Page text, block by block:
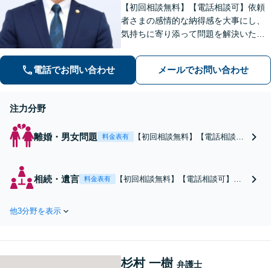
【初回相談無料】【電話相談可】依頼
者さまの感情的な納得感を大事にし、
気持ちに寄り添って問題を解決いたし
し、秘密厳守を徹底」子の監護が関わ
る複雑なケースも対応【完全個室対
応】【子連れ相談可】【休日・夜間相
電話でお問い合わせ メールでお問い合わせ
注力分野
離婚・男女問題 料金表有
【初回相談無料】【電話相談
関わる複雑な案件も対応」相続
相続・遺言 料金表有
【初回相談無料】【電話相談可】相
す「複雑な事業承継、不動産相続な
日・夜間相談可】
他3分野を表示
杉村 一樹 弁護士